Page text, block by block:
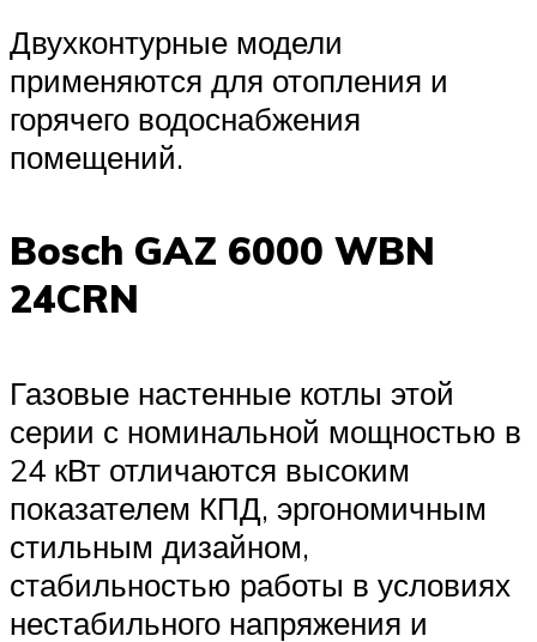
Двухконтурные модели
применяются для отопления и
горячего водоснабжения
помещений.
Bosch GAZ 6000 WBN
24CRN
Газовые настенные котлы этой
серии с номинальной мощностью в
24 кВт отличаются высоким
показателем КПД, эргономичным
стильным дизайном,
стабильностью работы в условиях
нестабильного напряжения и